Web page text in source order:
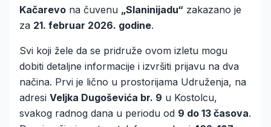
Kačarevo na čuvenu „Slaninijadu“ zakazano je
za 21. februar 2026. godine.
Svi koji žele da se pridruže ovom izletu mogu
dobiti detaljne informacije i izvršiti prijavu na dva
načina. Prvi je lično u prostorijama Udruženja, na
adresi Veljka Dugoševića br. 9 u Kostolcu,
svakog radnog dana u periodu od 9 do 13 časova.